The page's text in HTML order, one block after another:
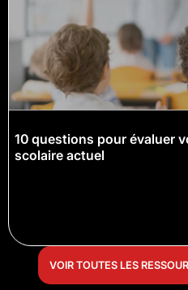
10 questions pour évaluer
scolaire actuel
VOIR TOUTES LES